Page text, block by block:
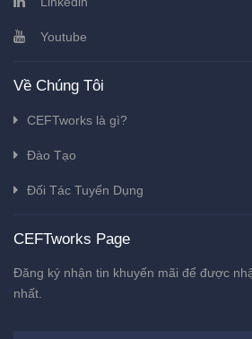
Youtube
Về Chúng Tôi
CEFTworks là gì?
Đào Tạo
Đối Tác Tuyển Dụng
CEFTworks Page
Đăng ký nhận tin khuyến mãi để được
nhất.